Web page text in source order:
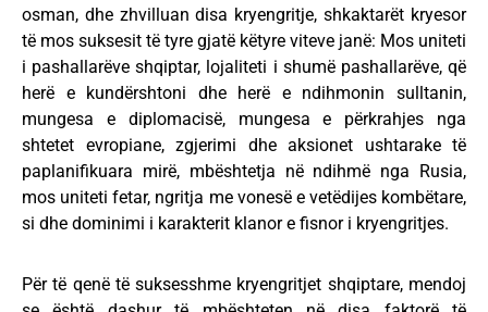
osman, dhe zhvilluan disa kryengritje, shkaktarët kryesor
të mos suksesit të tyre gjatë këtyre viteve janë: Mos uniteti
i pashallarëve shqiptar, lojaliteti i shumë pashallarëve, që
herë e kundërshtoni dhe herë e ndihmonin sulltanin,
mungesa e diplomacisë, mungesa e përkrahjes nga
shtetet evropiane, zgjerimi dhe aksionet ushtarake të
paplanifikuara mirë, mbështetja në ndihmë nga Rusia,
mos uniteti fetar, ngritja me vonesë e vetëdijes kombëtare,
si dhe dominimi i karakterit klanor e fisnor i kryengritjes.
Për të qenë të suksesshme kryengritjet shqiptare, mendoj